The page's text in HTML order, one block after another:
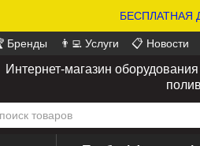
БЕСПЛАТНАЯ
Бренды 👨‍💻 Услуги 📋 Новости
Интернет-магазин